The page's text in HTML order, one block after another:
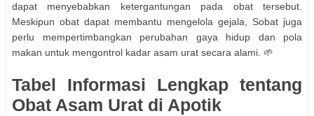
dapat menyebabkan ketergantungan pada obat tersebut.
Meskipun obat dapat membantu mengelola gejala, Sobat juga
perlu mempertimbangkan perubahan gaya hidup dan pola
makan untuk mengontrol kadar asam urat secara alami. 🌱
Tabel Informasi Lengkap tentang
Obat Asam Urat di Apotik